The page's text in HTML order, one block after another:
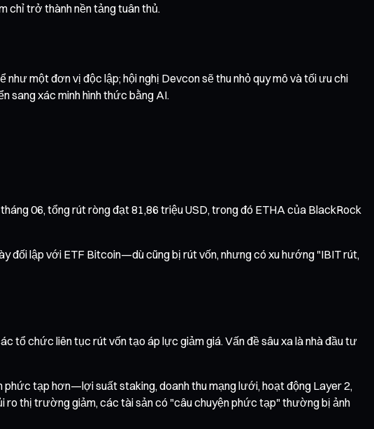
chỉ trở thành nền tảng tuân thủ.
một đơn vị độc lập; hội nghị Devcon sẽ thu nhỏ quy mô và tối ưu chi
sang xác minh hình thức bằng AI.
06, tổng rút ròng đạt 81,86 triệu USD, trong đó ETHA của BlackRock
đối lập với ETF Bitcoin—dù cũng bị rút vốn, nhưng có xu hướng "IBIT rút,
tổ chức liên tục rút vốn tạo áp lực giảm giá. Vấn đề sâu xa là nhà đầu tư
phức tạp hơn—lợi suất staking, doanh thu mạng lưới, hoạt động Layer 2,
ro thị trường giảm, các tài sản có "câu chuyện phức tạp" thường bị ảnh